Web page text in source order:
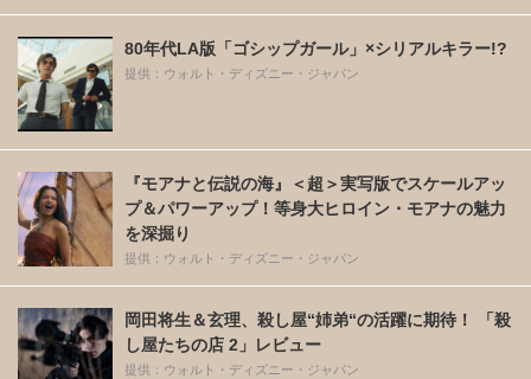
80年代LA版「ゴシップガール」×シリアルキラー!?
提供：ウォルト・ディズニー・ジャパン
『モアナと伝説の海』＜超＞実写版でスケールアッ
プ＆パワーアップ！等身大ヒロイン・モアナの魅力
を深掘り
提供：ウォルト・ディズニー・ジャパン
岡田将生＆玄理、殺し屋“姉弟“の活躍に期待！ 「殺
し屋たちの店 2」レビュー
提供：ウォルト・ディズニー・ジャパン